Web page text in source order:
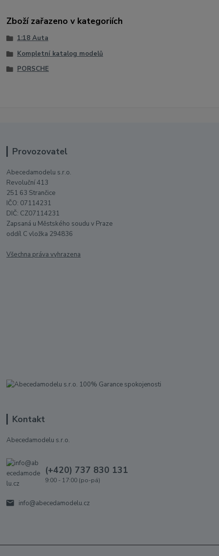
Zboží zařazeno v kategoriích
1:18 Auta
Kompletní katalog modelů
PORSCHE
Provozovatel
Abecedamodelu s.r.o.
Revoluční 413
251 63 Strančice
IČO: 07114231
DIČ: CZ07114231
Zapsaná u Městského soudu v Praze
oddíl C vložka 294836
Všechna práva vyhrazena
Kontakt
Abecedamodelu s.r.o.
(+420) 737 830 131
9:00 - 17:00 (po-pá)
info@abecedamodelu.cz